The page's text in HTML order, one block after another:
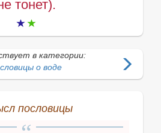
тонет).
в категории:
о воде
пословицы